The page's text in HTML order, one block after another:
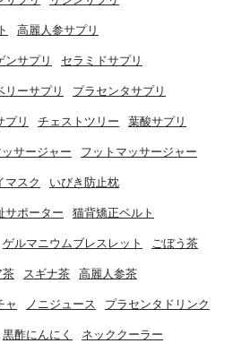
高麗人参サプリ
ンサプリ セラミドサプリ
リーサプリ プラセンタサプリ
プリ チェストツリー 葉酸サプリ
サージャー フットマッサージャー
マスク いびき防止枕
サポーター 猫背矯正ベルト
ゲルマニウムブレスレット ごぼう茶
茶 スギナ茶 高麗人参茶
ャ ノニジュース プラセンタドリンク
黒酢にんにく ネッククーラー